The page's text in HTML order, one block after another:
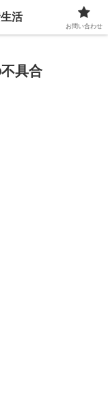
の投資について
具合
活
お問い合わせ